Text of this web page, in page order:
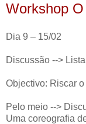
Workshop
Dia 9 – 15/02
Discussão -->
Objectivo: Riscar
Pelo meio -->
Uma coreografia